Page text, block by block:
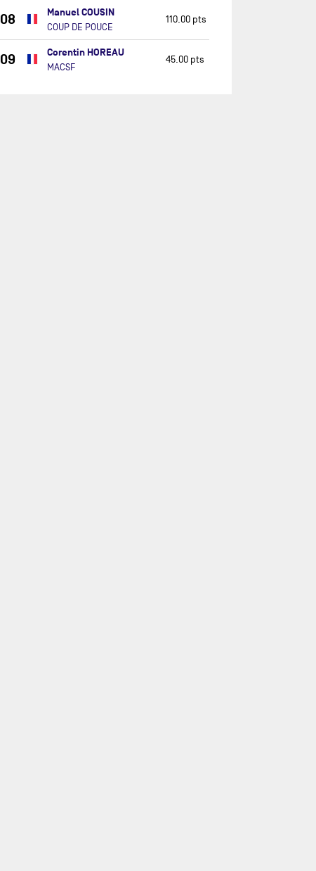
08 Manuel COUSIN
COUP DE POUCE
110.00 pts
09 Corentin HOREAU
MACSF
45.00 pts